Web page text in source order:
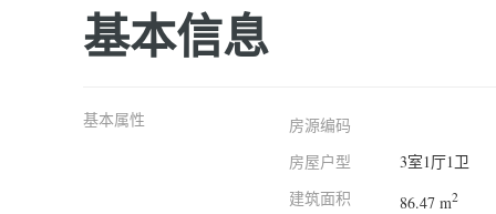
基本信息
基本属性
房源编码
房屋户型
3室1厅1卫
建筑面积
86.47 m2